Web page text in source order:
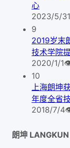
心
2023/5/31
9
2019岁末
技术学院
2020/1/1
10
上海朗坤
年度全省
2018/7/4
朗坤 LANGKUN